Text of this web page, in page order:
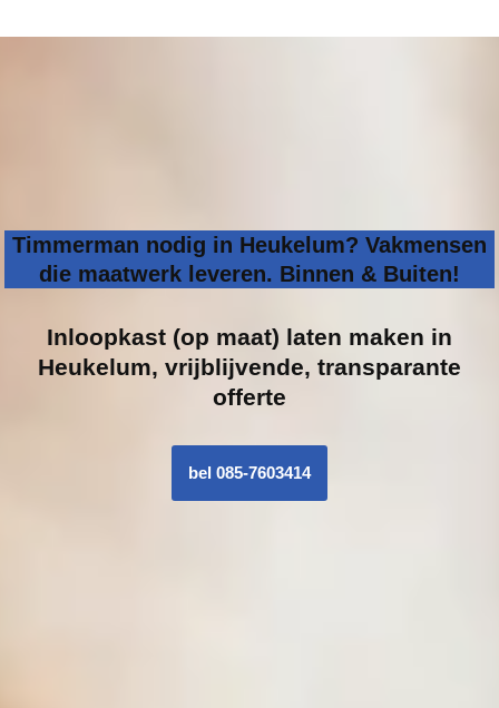
Timmerman nodig in Heukelum? Vakmensen
die maatwerk leveren. Binnen & Buiten!
Inloopkast (op maat) laten maken in
Heukelum, vrijblijvende, transparante
offerte
bel 085-7603414